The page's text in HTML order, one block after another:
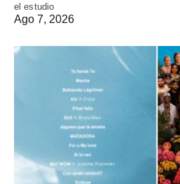
el estudio
Ago 7, 2026